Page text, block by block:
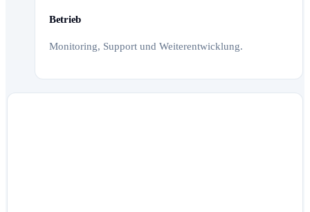
Betrieb
Monitoring, Support und Weiterentwicklung.